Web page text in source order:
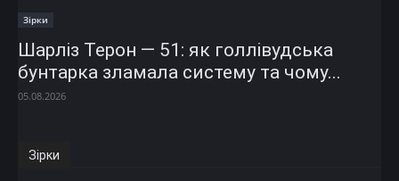
Зірки
Шарліз Терон — 51: як голлівудська
бунтарка зламала систему та чому...
05.08.2026
Зірки